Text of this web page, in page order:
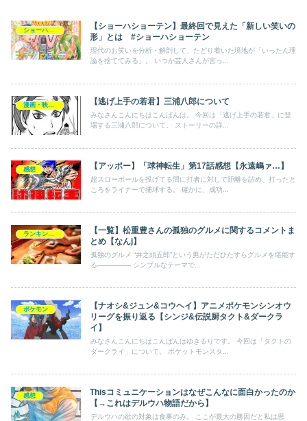
【ショーハショーテン】最終回で見えた「新しい笑いの
形」とは #ショーハショーテン
現代のお笑いを分析・解剖して、たどり着いた境地が「いったん理
論を捨ててみる」。 いつか芸人さんが言っ...
漫画・映画・ゲーム 【逃げ上手の若君】三浦八郎について
みなさんこんにちはこんばんは。 今回は「逃げ上手の若君」に登
場する三浦八郎について。 ストーリーの詳...
感想 【アッポー】「球神転生」第17話感想【永遠嶋ァ…】
超スローボールを投げてる間に打者に対して距離を詰め、打ったと
ころをライナーで捕球する。 確かに、成功...
ランキング・一覧
【一覧】松重豊さんの孤独のグルメに関するコメントま
とめ【なんj】
孤独のグルメ “井之頭五郎”という男がただひたすらグルメを堪能す
る─────── シンプルなテーマで...
ポケモン
【ナオシ&ジュン&コウヘイ】アニメポケモンシンオウ
リーグを振り返る【シンジ&伝説厨タクト&ダークラ
イ】
みなさんこんにちはこんばんはゆきるりです。 今回は「タクトの
ダークライ」について。 ポケットモンスタ...
感想
Thisコミュニケーションはなぜこんなに面白かったのか
【→これはデルウハ物語だから】
デルウハの欲の対象は食事のみ。 ここが最大の勝因だと私は思